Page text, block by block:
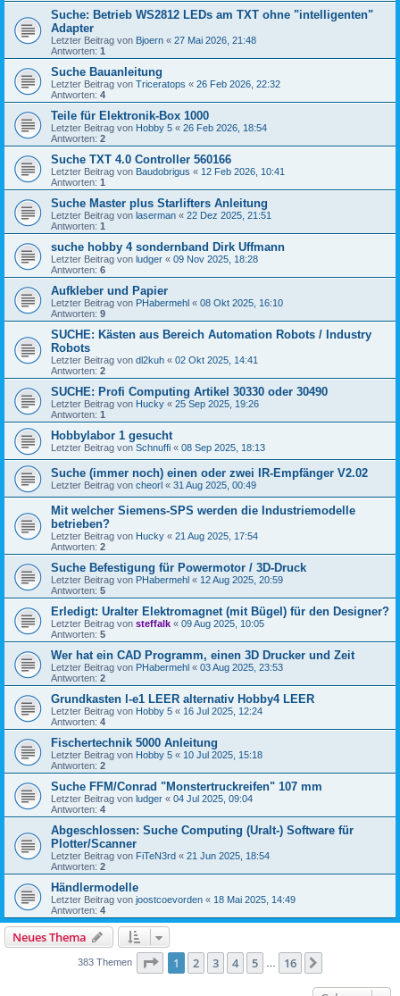
Suche: Betrieb WS2812 LEDs am TXT ohne "intelligenten"
Adapter
Letzter Beitrag von Bjoern « 27 Mai 2026, 21:48
Antworten: 1
Suche Bauanleitung
Letzter Beitrag von Triceratops « 26 Feb 2026, 22:32
Antworten: 4
Teile für Elektronik-Box 1000
Letzter Beitrag von Hobby 5 « 26 Feb 2026, 18:54
Antworten: 2
Suche TXT 4.0 Controller 560166
Letzter Beitrag von Baudobrigus « 12 Feb 2026, 10:41
Antworten: 1
Suche Master plus Starlifters Anleitung
Letzter Beitrag von laserman « 22 Dez 2025, 21:51
Antworten: 1
suche hobby 4 sondernband Dirk Uffmann
Letzter Beitrag von ludger « 09 Nov 2025, 18:28
Antworten: 6
Aufkleber und Papier
Letzter Beitrag von PHabermehl « 08 Okt 2025, 16:10
Antworten: 9
SUCHE: Kästen aus Bereich Automation Robots / Industry
Robots
Letzter Beitrag von dl2kuh « 02 Okt 2025, 14:41
Antworten: 2
SUCHE: Profi Computing Artikel 30330 oder 30490
Letzter Beitrag von Hucky « 25 Sep 2025, 19:26
Antworten: 1
Hobbylabor 1 gesucht
Letzter Beitrag von Schnuffi « 08 Sep 2025, 18:13
Suche (immer noch) einen oder zwei IR-Empfänger V2.02
Letzter Beitrag von cheorl « 31 Aug 2025, 00:49
Mit welcher Siemens-SPS werden die Industriemodelle
betrieben?
Letzter Beitrag von Hucky « 21 Aug 2025, 17:54
Antworten: 2
Suche Befestigung für Powermotor / 3D-Druck
Letzter Beitrag von PHabermehl « 12 Aug 2025, 20:59
Antworten: 5
Erledigt: Uralter Elektromagnet (mit Bügel) für den Designer?
Letzter Beitrag von steffalk « 09 Aug 2025, 10:05
Antworten: 5
Wer hat ein CAD Programm, einen 3D Drucker und Zeit
Letzter Beitrag von PHabermehl « 03 Aug 2025, 23:53
Antworten: 2
Grundkasten l-e1 LEER alternativ Hobby4 LEER
Letzter Beitrag von Hobby 5 « 16 Jul 2025, 12:24
Antworten: 4
Fischertechnik 5000 Anleitung
Letzter Beitrag von Hobby 5 « 10 Jul 2025, 15:18
Antworten: 2
Suche FFM/Conrad "Monstertruckreifen" 107 mm
Letzter Beitrag von ludger « 04 Jul 2025, 09:04
Antworten: 4
Abgeschlossen: Suche Computing (Uralt-) Software für
Plotter/Scanner
Letzter Beitrag von FiTeN3rd « 21 Jun 2025, 18:54
Antworten: 2
Händlermodelle
Letzter Beitrag von joostcoevorden « 18 Mai 2025, 14:49
Antworten: 4
Neues Thema
383 Themen Seite 1von 16
1 2 3 4 5 16